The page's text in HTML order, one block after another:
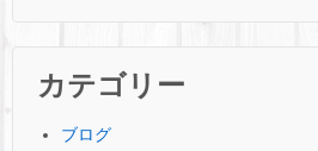
カテゴリー
ブログ